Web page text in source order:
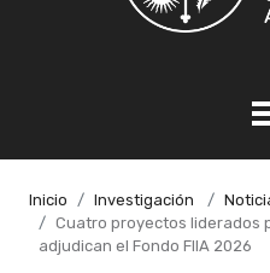
Inicio Investigación
Cuatro proyectos liderados
adjudican el Fondo FIIA 2026